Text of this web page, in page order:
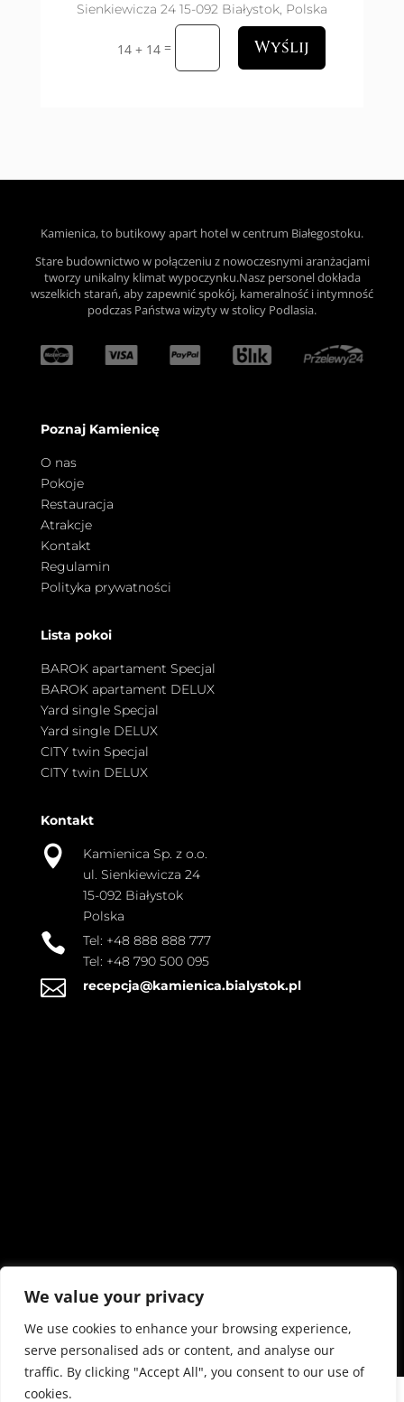
We value your privacy
We use cookies to enhance your browsing experience,
serve personalised ads or content, and analyse our
traffic. By clicking "Accept All", you consent to our use of
cookies.
Sienkiewicza 24 15-092 Białystok, Polska
14 + 14 = Wyślij
Kamienica, to butikowy apart hotel w centrum Białegostoku.
Stare budownictwo w połączeniu z nowoczesnymi aranżacjami
tworzy unikalny klimat wypoczynku.Nasz personel dokłada
wszelkich starań, aby zapewnić spokój, kameralność i intymność
podczas Państwa wizyty w stolicy Podlasia.
Poznaj Kamienicę
O nas
Pokoje
Restauracja
Atrakcje
Kontakt
Regulamin
Polityka prywatności
Lista pokoi
BAROK apartament Specjal
BAROK apartament DELUX
Yard single Specjal
Yard single DELUX
CITY twin Specjal
CITY twin DELUX
Kontakt

Kamienica Sp. z o.o.
ul. Sienkiewicza 24
15-092 Białystok
Polska
 Tel: +48 888 888 777
Tel: +48 790 500 095
 recepcja@kamienica.bialystok.pl